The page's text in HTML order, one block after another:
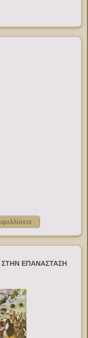
ΣΤΗΝ ΕΠΑΝΑΣΤΑΣΗ